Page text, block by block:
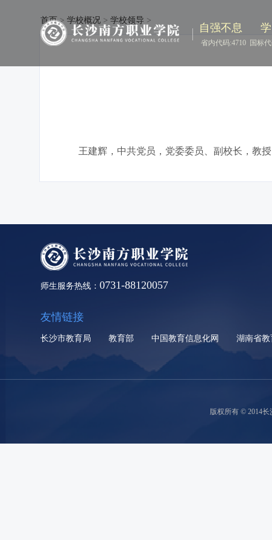
自强不息
省内代码:4710 国标
首页>学校概况 >学校领导 >
王建辉，中共党员，党委委员、副校长，教授
师生服务热线：0731-88120057
友情链接
长沙市教育局 教育部 中国教育信息化网 湖南省
版权所有 © 2014长